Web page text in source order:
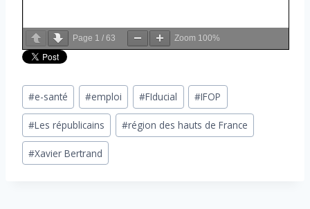
Page 1 / 63 Zoom 100%
Étiquettes
de
la
publication :
#e-santé #emploi #FIducial #IFOP
#Les républicains #région des hauts de France
#Xavier Bertrand